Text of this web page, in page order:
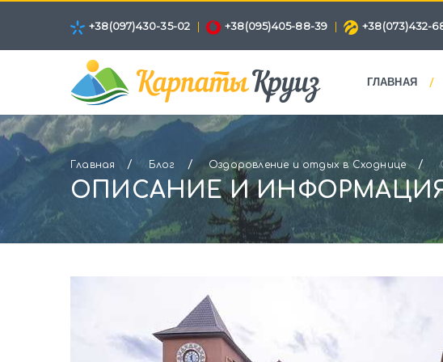
+38(097)430-35-02 | +38(095)405-88-39 | +38(073)432-
ГЛАВНАЯ /
Главная / Блог / Оздоровление и отдых в Сходнице /
ОПИСАНИЕ И ИНФОРМАЦИЯ